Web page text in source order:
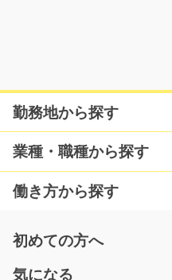
＜ 一般事務スタッフ…
長期（3ヶ月以上）
時給1150円
岐阜県岐阜市
石膏ボードの製造OP/
勤務地から探す
業種・職種から探す
働き方から探す
初めての方へ
気になる